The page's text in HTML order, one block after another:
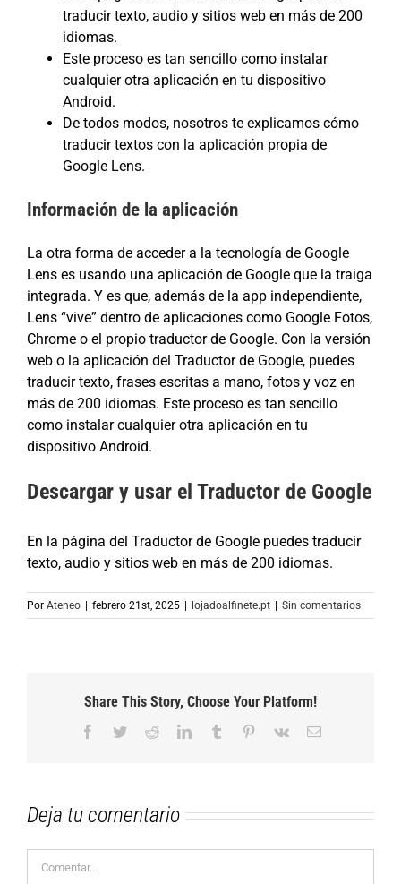
traducir texto, audio y sitios web en más de 200
idiomas.
Este proceso es tan sencillo como instalar
cualquier otra aplicación en tu dispositivo
Android.
De todos modos, nosotros te explicamos cómo
traducir textos con la aplicación propia de
Google Lens.
Información de la aplicación
La otra forma de acceder a la tecnología de Google
Lens es usando una aplicación de Google que la traiga
integrada. Y es que, además de la app independiente,
Lens “vive” dentro de aplicaciones como Google Fotos,
Chrome o el propio traductor de Google. Con la versión
web o la aplicación del Traductor de Google, puedes
traducir texto, frases escritas a mano, fotos y voz en
más de 200 idiomas. Este proceso es tan sencillo
como instalar cualquier otra aplicación en tu
dispositivo Android.
Descargar y usar el Traductor de Google
En la página del Traductor de Google puedes traducir
texto, audio y sitios web en más de 200 idiomas.
Por Ateneo febrero 21st, 2025 lojadoalfinete.pt Sin comentarios
Share This Story, Choose Your Platform!
Facebook
TwitterRedditLinkedInTumblr Pinterest
Vk
Correo
Deja tu comentario